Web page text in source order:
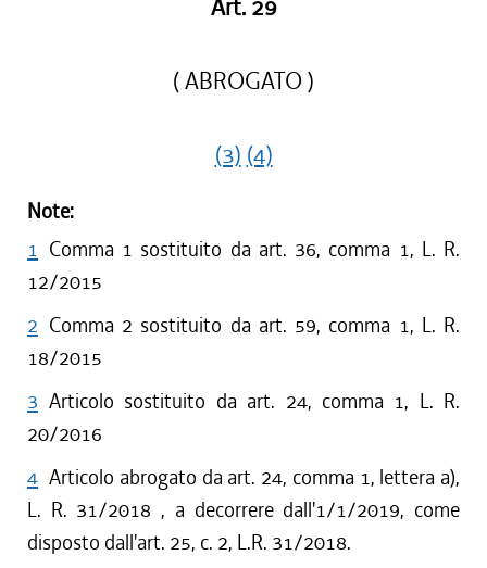
Art. 29
( ABROGATO )
(3) (4)
Note:
1 Comma 1 sostituito da art. 36, comma 1, L. R.
12/2015
2 Comma 2 sostituito da art. 59, comma 1, L. R.
18/2015
3 Articolo sostituito da art. 24, comma 1, L. R.
20/2016
4 Articolo abrogato da art. 24, comma 1, lettera a),
L. R. 31/2018 , a decorrere dall'1/1/2019, come
disposto dall'art. 25, c. 2, L.R. 31/2018.